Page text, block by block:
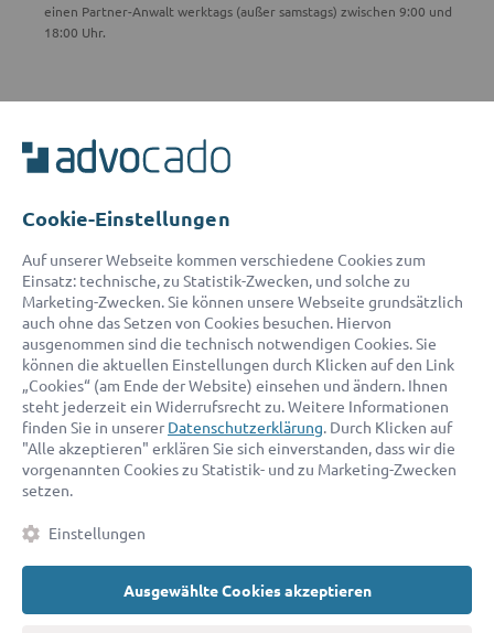
einen Partner-Anwalt werktags (außer samstags) zwischen 9:00 und
18:00 Uhr.
Unser Serviceteam ist von 8:00 bis 17:00 Uhr für Sie erreichbar.
E-Mail:
service@advocado.com
© 2026 advocado - einfach online den passenden Rechtsanwalt finden
Auszeichnungen:
KontaktDatenschutzImpressumFaktenAGB
Cookie-Einstellungen
Auf unserer Webseite kommen verschiedene Cookies zum
Einsatz: technische, zu Statistik-Zwecken, und solche zu
Marketing-Zwecken. Sie können unsere Webseite grundsätzlich
auch ohne das Setzen von Cookies besuchen. Hiervon
ausgenommen sind die technisch notwendigen Cookies. Sie
können die aktuellen Einstellungen durch Klicken auf den Link
„Cookies“ (am Ende der Website) einsehen und ändern. Ihnen
steht jederzeit ein Widerrufsrecht zu. Weitere Informationen
finden Sie in unserer Datenschutzerklärung. Durch Klicken auf
"Alle akzeptieren" erklären Sie sich einverstanden, dass wir die
vorgenannten Cookies zu Statistik- und zu Marketing-Zwecken
setzen.
Einstellungen
Ausgewählte Cookies akzeptieren